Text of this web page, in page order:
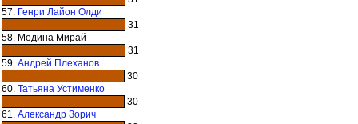
57. Генри Лайон Олди
31
58. Медина Мирай
31
59. Андрей Плеханов
30
60. Татьяна Устименко
30
61. Александр Зорич